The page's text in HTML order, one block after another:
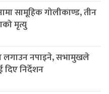
सामूहिक गोलीकाण्ड, तीन
मृत्यु
लगाउन नपाइने, सभामुखले
निर्देशन